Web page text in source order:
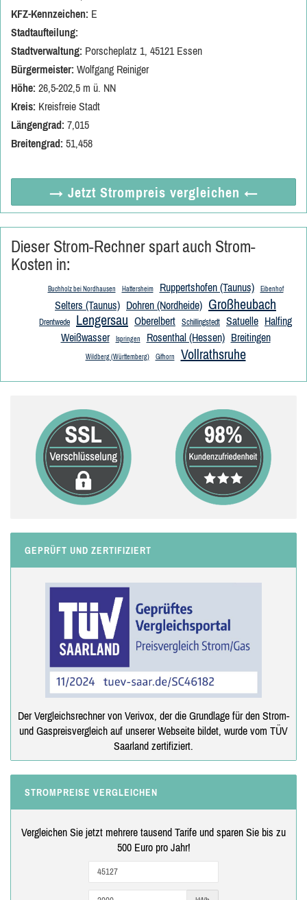
KFZ-Kennzeichen: E
Stadtaufteilung:
Stadtverwaltung: Porscheplatz 1, 45121 Essen
Bürgermeister: Wolfgang Reiniger
Höhe: 26,5-202,5 m ü. NN
Kreis: Kreisfreie Stadt
Längengrad: 7,015
Breitengrad: 51,458
→ Jetzt Strompreis vergleichen ←
Dieser Strom-Rechner spart auch Strom-
Kosten in:
Buchholz bei Nordhausen Hattersheim Ruppertshofen (Taunus) Eibenhof
Selters (Taunus) Dohren (Nordheide) Großheubach
Drentwede Lengersau Oberelbert Schillingstedt Satuelle Halfing
Weißwasser
Ispringen Rosenthal (Hessen) Breitingen
Wildberg (Württemberg) Gifhorn Vollrathsruhe
GEPRÜFT UND ZERTIFIZIERT
Der Vergleichsrechner von Verivox, der die Grundlage für den Strom-
und Gaspreisvergleich auf unserer Webseite bildet, wurde vom TÜV
Saarland zertifiziert.
STROMPREISE VERGLEICHEN
Vergleichen Sie jetzt mehrere tausend Tarife und sparen Sie bis zu
500 Euro pro Jahr!